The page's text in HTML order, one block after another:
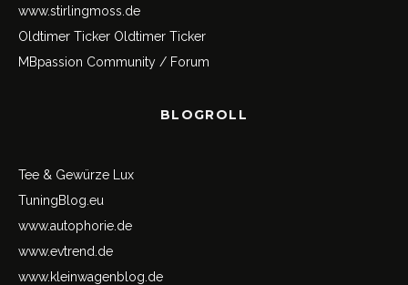
www.stirlingmoss.de
Oldtimer Ticker Oldtimer Ticker
MBpassion Community / Forum
BLOGROLL
Tee & Gewürze Lux
TuningBlog.eu
www.autophorie.de
www.evtrend.de
www.kleinwagenblog.de